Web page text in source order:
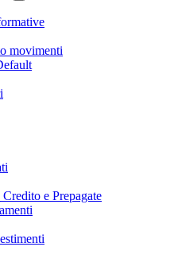
movimenti
e Prepagate